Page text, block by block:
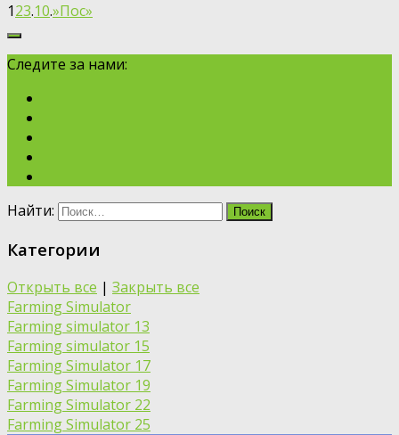
123.10.»Пос»
Следите за нами:
Найти:
Категории
Открыть все | Закрыть все
Farming Simulator
Farming simulator 13
Farming simulator 15
Farming Simulator 17
Farming Simulator 19
Farming Simulator 22
Farming Simulator 25